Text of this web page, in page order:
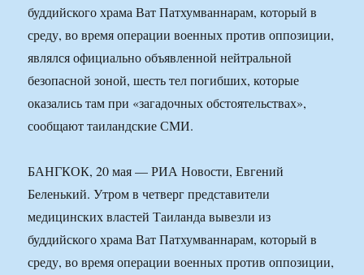
буддийского храма Ват Патхумваннарам, который в
среду, во время операции военных против оппозиции,
являлся официально объявленной нейтральной
безопасной зоной, шесть тел погибших, которые
оказались там при «загадочных обстоятельствах»,
сообщают таиландские СМИ.
БАНГКОК, 20 мая — РИА Новости, Евгений
Беленький. Утром в четверг представители
медицинских властей Таиланда вывезли из
буддийского храма Ват Патхумваннарам, который в
среду, во время операции военных против оппозиции,